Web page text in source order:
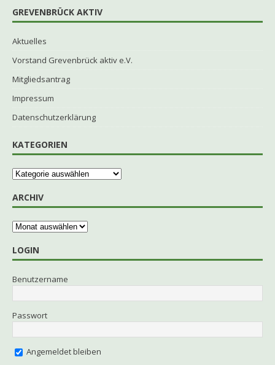
GREVENBRÜCK AKTIV
Aktuelles
Vorstand Grevenbrück aktiv e.V.
Mitgliedsantrag
Impressum
Datenschutzerklärung
KATEGORIEN
ARCHIV
LOGIN
Benutzername
Passwort
Angemeldet bleiben